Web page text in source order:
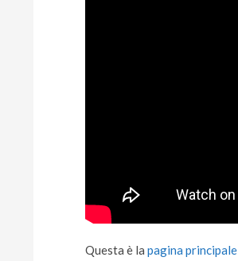
Questa è la pagina principale